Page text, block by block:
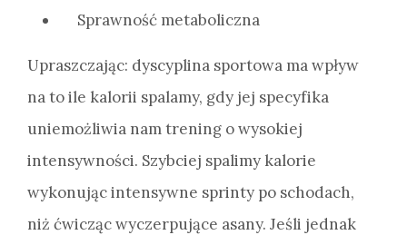
Sprawność metaboliczna
Upraszczając: dyscyplina sportowa ma wpływ
na to ile kalorii spalamy, gdy jej specyfika
uniemożliwia nam trening o wysokiej
intensywności. Szybciej spalimy kalorie
wykonując intensywne sprinty po schodach,
niż ćwicząc wyczerpujące asany. Jeśli jednak